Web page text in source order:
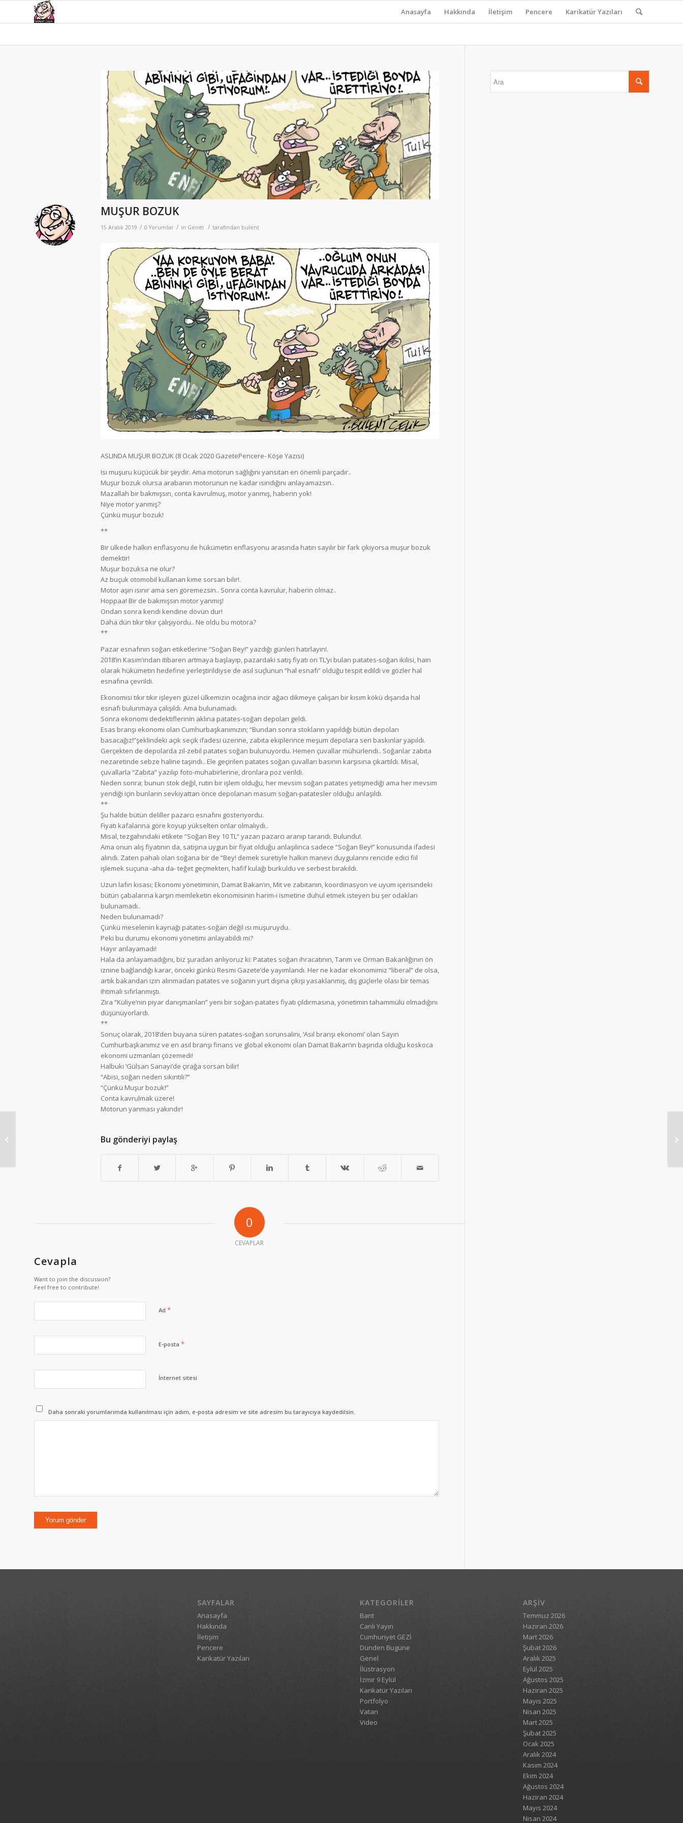
Anasayfa Hakkında İletişim Pencere Karikatür Yazıları
MUŞUR BOZUK
15 Aralık 2019 / 0 Yorumlar / in Genel / tarafından bulent
ASLINDA MUŞUR BOZUK (8 Ocak 2020 GazetePencere- Köşe Yazısı)
Isı muşuru küçücük bir şeydir. Ama motorun sağlığını yansıtan en önemli parçadır..
Muşur bozuk olursa arabanın motorunun ne kadar ısındığını anlayamazsın..
Mazallah bir bakmışsın, conta kavrulmuş, motor yanmış, haberin yok!
Niye motor yanmış?
Çünkü muşur bozuk!
**
Bir ülkede halkın enflasyonu ile hükümetin enflasyonu arasında hatırı sayılır bir fark çıkıyorsa muşur bozuk
demektir!
Muşur bozuksa ne olur?
Az buçuk otomobil kullanan kime sorsan bilir!.
Motor aşırı ısınır ama sen göremezsin.. Sonra conta kavrulur, haberin olmaz..
Hoppaa! Bir de bakmışsın motor yanmış!
Ondan sonra kendi kendine dövün dur!
Daha dün tıkır tıkır çalışıyordu.. Ne oldu bu motora?
**
Pazar esnafının soğan etiketlerine “Soğan Bey!” yazdığı günleri hatırlayın!.
2018’in Kasım’ından itibaren artmaya başlayıp, pazardaki satış fiyatı on TL’yi bulan patates-soğan ikilisi, hain
olarak hükümetin hedefine yerleştirildiyse de asıl suçlunun “hal esnafı” olduğu tespit edildi ve gözler hal
esnafına çevrildi.
Ekonomisi tıkır tıkır işleyen güzel ülkemizin ocağına incir ağacı dikmeye çalışan bir kısım kökü dışarıda hal
esnafı bulunmaya çalışıldı. Ama bulunamadı.
Sonra ekonomi dedektiflerinin aklına patates-soğan depoları geldi.
Esas branşı ekonomi olan Cumhurbaşkanımızın; “Bundan sonra stokların yapıldığı bütün depoları
basacağız!”şeklindeki açık seçik ifadesi üzerine, zabıta ekiplerince meşum depolara seri baskınlar yapıldı.
Gerçekten de depolarda zil-zebil patates soğan bulunuyordu. Hemen çuvallar mühürlendi.. Soğanlar zabıta
nezaretinde sebze haline taşındı.. Ele geçirilen patates soğan çuvalları basının karşısına çıkartıldı. Misal,
çuvallarla “Zabıta” yazılıp foto-muhabirlerine, dronlara poz verildi.
Neden sonra; bunun stok değil, rutin bir işlem olduğu, her mevsim soğan patates yetişmediği ama her mevsim
yendiği için bunların sevkiyattan önce depolanan masum soğan-patatesler olduğu anlaşıldı.
**
Şu halde bütün deliller pazarcı esnafını gösteriyordu.
Fiyatı kafalarına göre koyup yükselten onlar olmalıydı..
Misal, tezgahındaki etikete “Soğan Bey 10 TL“ yazan pazarcı aranıp tarandı. Bulundu!.
Ama onun alış fiyatının da, satışına uygun bir fiyat olduğu anlaşılınca sadece “Soğan Bey!” konusunda ifadesi
alındı. Zaten pahalı olan soğana bir de “Bey! demek suretiyle halkın manevi duygularını rencide edici fiil
işlemek suçuna -aha da- teğet geçmekten, hafif kulağı burkuldu ve serbest bırakıldı.
Uzun lafın kısası; Ekonomi yönetiminin, Damat Bakan’ın, Mit ve zabıtanın, koordinasyon ve uyum içerisindeki
bütün çabalarına karşın memleketin ekonomisinin harim-i ismetine duhul etmek isteyen bu şer odakları
bulunamadı..
Neden bulunamadı?
Çünkü meselenin kaynağı patates-soğan değil ısı muşuruydu.
Peki bu durumu ekonomi yönetimi anlayabildi mi?
Hayır anlayamadı!
Hala da anlayamadığını, biz şuradan anlıyoruz ki: Patates soğan ihracatının, Tarım ve Orman Bakanlığının ön
iznine bağlandığı karar, önceki günkü Resmi Gazete’de yayımlandı. Her ne kadar ekonomimiz “liberal” de olsa,
artık bakandan izin alınmadan patates ve soğanın yurt dışına çıkışı yasaklanmış, dış güçlerle olası bir temas
ihtimali sıfırlanmıştı.
Zira “Küliye’nin piyar danışmanları” yeni bir soğan-patates fiyatı çıldırmasına, yönetimin tahammülü olmadığını
düşünüyorlardı.
**
Sonuç olarak, 2018’den buyana süren patates-soğan sorunsalını, ‘Asıl branşı ekonomi’ olan Sayın
Cumhurbaşkanımız ve en asıl branşı finans ve global ekonomi olan Damat Bakan’ın başında olduğu koskoca
ekonomi uzmanları çözemedi!
Halbuki ‘Gülsan Sanayi’de çırağa sorsan bilir!
“Abisi, soğan neden sıkıntılı?”
“Çünkü Muşur bozuk!”
Conta kavrulmak üzere!
Motorun yanması yakındır!
Bu gönderiyi paylaş
0
CEVAPLAR
Cevapla
Want to join the discussion?
Feel free to contribute!
Ad *
E-posta *
İnternet sitesi
Daha sonraki yorumlarımda kullanılması için adım, e-posta adresim ve site adresim bu tarayıcıya kaydedilsin.
SAYFALAR
Anasayfa
Hakkında
İletişim
Pencere
Karikatür Yazıları
KATEGORILER
Bant
Canlı Yayın
Cumhuriyet GEZİ
Dünden Bugüne
Genel
İlüstrasyon
İzmir 9 Eylül
Karikatür Yazıları
Portfolyo
Vatan
Video
ARŞIV
Temmuz 2026
Haziran 2026
Mart 2026
Şubat 2026
Aralık 2025
Eylül 2025
Ağustos 2025
Haziran 2025
Mayıs 2025
Nisan 2025
Mart 2025
Şubat 2025
Ocak 2025
Aralık 2024
Kasım 2024
Ekim 2024
Ağustos 2024
Haziran 2024
Mayıs 2024
Nisan 2024